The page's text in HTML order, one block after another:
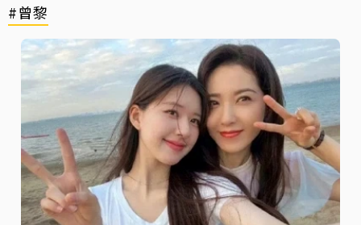
#曾黎